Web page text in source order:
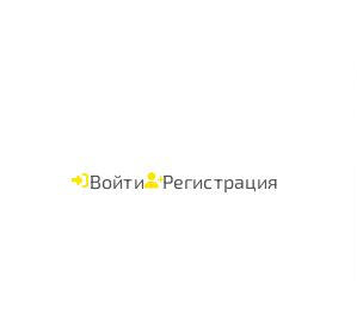
Войти Регистрация